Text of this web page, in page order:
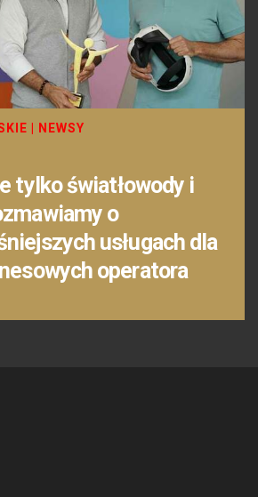
NEWSY
tylko światłowody i
o
usługach dla
operatora